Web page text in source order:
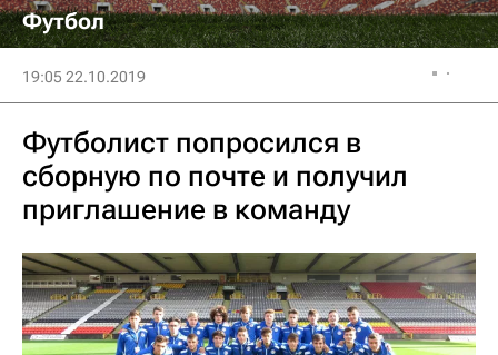
Футбол
19:05 22.10.2019
Футболист попросился в
сборную по почте и получил
приглашение в команду